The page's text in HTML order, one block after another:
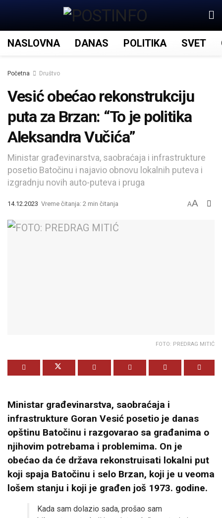
NASLOVNA DANAS POLITIKA SVET
Početna Društvo
Vesić obećao rekonstrukciju
puta za Brzan: “To je politika
Aleksandra Vučića”
Ministar građevinarstva, saobraćaja i infrastrukture
posetio Batočinu i najavio obnovu lokalnih puteva i
izgradnju novih auto-puteva i pruga
14.12.2023 Vreme čitanja: 2 min čitanja AA
FOTO: PREDRAG MITIĆ
Ministar građevinarstva, saobraćaja i
infrastrukture Goran Vesić posetio je danas
opštinu Batočinu i razgovarao sa građanima o
njihovim potrebama i problemima. On je
obećao da će država rekonstruisati lokalni put
koji spaja Batočinu i selo Brzan, koji je u veoma
lošem stanju i koji je građen još 1973. godine.
Kada sam dolazio sada, prošao sam